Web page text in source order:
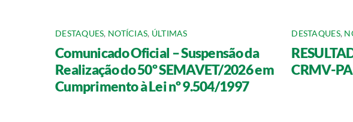
DESTAQUES, NOTÍCIAS, ÚLTIMAS
Comunicado Oficial – Suspensão da
Realização do 50º SEMAVET/2026 em
Cumprimento à Lei nº 9.504/1997
DESTAQUES,
CRMV-